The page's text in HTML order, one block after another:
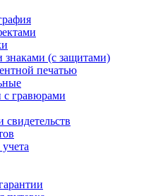
знаками (с защитами)
печатью
гравюрами